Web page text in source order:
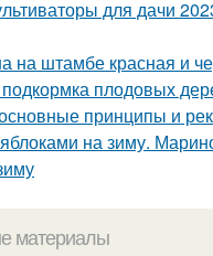
для дачи
на штамбе красная и
плодовых
принципы и
на зиму.
материалы